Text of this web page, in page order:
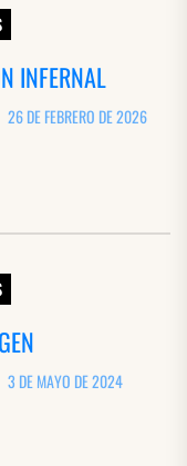
INFERNAL
26 DE FEBRERO DE 2026
3 DE MAYO DE 2024